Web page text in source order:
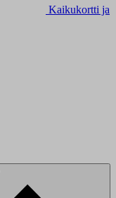
Kaikukortti ja